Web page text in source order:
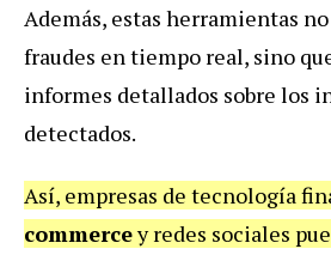
Además, estas herramientas
fraudes en tiempo real, sino
informes detallados sobre los
detectados.
Así, empresas de tecnología
commercey redes sociales